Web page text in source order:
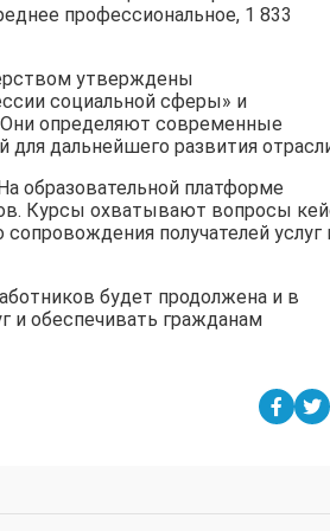
профессиональное, 1 833
утверждены
социальной сферы» и
определяют современные
дальнейшего развития
образовательной платформе
Курсы охватывают вопросы
получателей услуг
будет продолжена и в
и обеспечивать гражданам